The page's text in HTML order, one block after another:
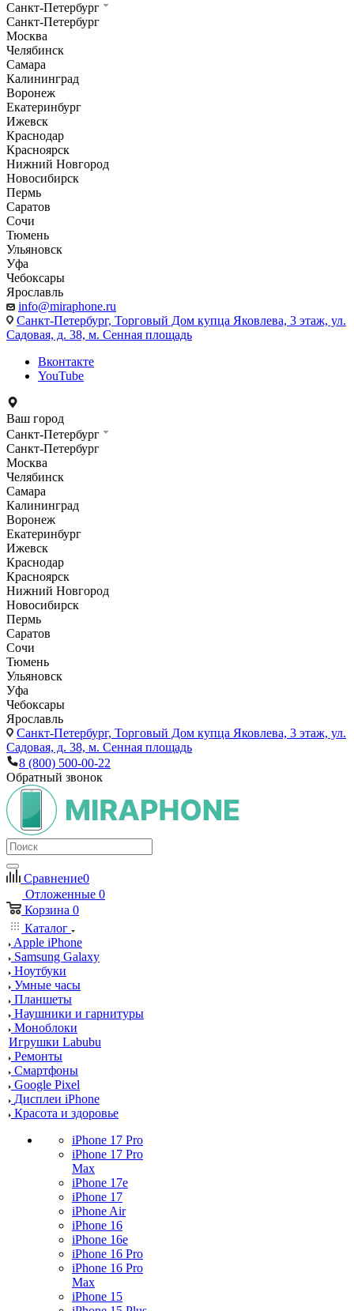
Санкт-Петербург
Санкт-Петербург
Москва
Челябинск
Самара
Калининград
Воронеж
Екатеринбург
Ижевск
Краснодар
Красноярск
Нижний Новгород
Новосибирск
Пермь
Саратов
Сочи
Тюмень
Ульяновск
Уфа
Чебоксары
Ярославль
info@miraphone.ru
Санкт-Петербург, Торговый Дом купца Яковлева, 3 этаж, ул.
Садовая, д. 38, м. Сенная площадь
Вконтакте
YouTube
Ваш город
Санкт-Петербург
Санкт-Петербург
Москва
Челябинск
Самара
Калининград
Воронеж
Екатеринбург
Ижевск
Краснодар
Красноярск
Нижний Новгород
Новосибирск
Пермь
Саратов
Сочи
Тюмень
Ульяновск
Уфа
Чебоксары
Ярославль
Санкт-Петербург, Торговый Дом купца Яковлева, 3 этаж, ул.
Садовая, д. 38, м. Сенная площадь
8 (800) 500-00-22
Обратный звонок
Сравнение0
Отложенные 0
Корзина 0
Каталог
Apple iPhone
Samsung Galaxy
Ноутбуки
Умные часы
Планшеты
Наушники и гарнитуры
Моноблоки
Игрушки Labubu
Ремонты
Смартфоны
Google Pixel
Дисплеи iPhone
Красота и здоровье
iPhone 17 Pro
iPhone 17 Pro
Max
iPhone 17e
iPhone 17
iPhone Air
iPhone 16
iPhone 16e
iPhone 16 Pro
iPhone 16 Pro
Max
iPhone 15